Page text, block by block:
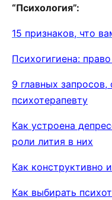
“Психология”:
15 признаков, что
Психогигиена:
9 главных
психотерапевту
Как устроена
роли лития в них
Как конструктивно
Как выбирать